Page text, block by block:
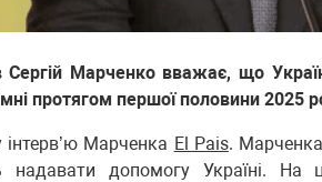
Сергій Марченко вважає, що
протягом першої половини 2025
Марченка El Pais.
допомогу Україні. На